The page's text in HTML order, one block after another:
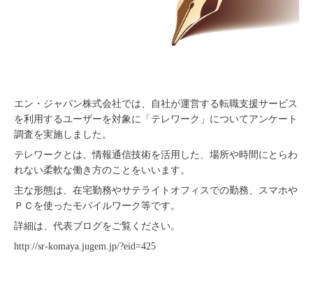
エン・ジャパン株式会社では、自社が運営する転職支援サービス
を利用するユーザーを対象に「テレワーク」についてアンケート
調査を実施しました。
テレワークとは、情報通信技術を活用した、場所や時間にとらわ
れない柔軟な働き方のことをいいます。
主な形態は、在宅勤務やサテライトオフィスでの勤務、スマホや
ＰＣを使ったモバイルワーク等です。
詳細は、代表ブログをご覧ください。
http://sr-komaya.jugem.jp/?eid=425